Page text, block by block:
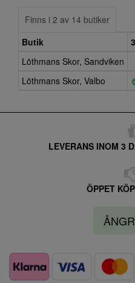
Finns i 2 av 14 butiker
Butik
Löthmans Skor, Sandviken
Löthmans Skor, Valbo
LEVERANS INOM 3
ÖPPET